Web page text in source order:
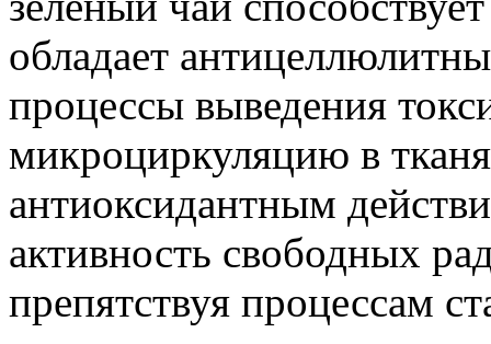
обладает
процессы выведения
микроциркуляцию в
антиоксидантным
активность свободных
препятствуя процессам